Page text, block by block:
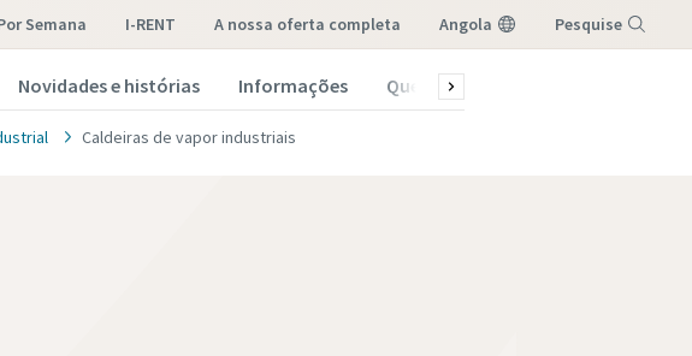
Semana I-RENT a nossa oferta completa Angola Pesquise
Novidades e histórias Informações Quem somos
Caldeiras de vapor industriais